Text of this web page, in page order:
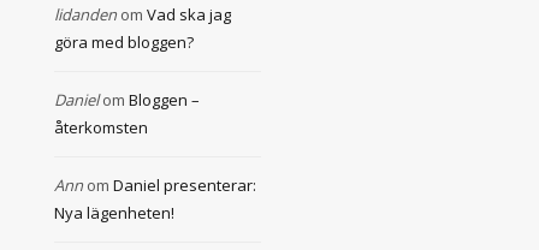
lidanden om Vad ska jag
göra med bloggen?
Danielom Bloggen –
återkomsten
Ann om Daniel presenterar:
Nya lägenheten!